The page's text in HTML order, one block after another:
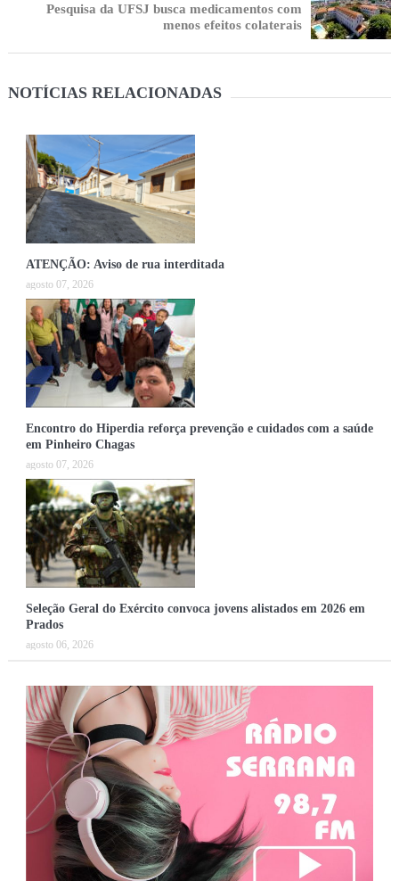
Pesquisa da UFSJ busca medicamentos com
menos efeitos colaterais
NOTÍCIAS RELACIONADAS
ATENÇÃO: Aviso de rua interditada
agosto 07, 2026
Encontro do Hiperdia reforça prevenção e cuidados com a saúde
em Pinheiro Chagas
agosto 07, 2026
Seleção Geral do Exército convoca jovens alistados em 2026 em
Prados
agosto 06, 2026